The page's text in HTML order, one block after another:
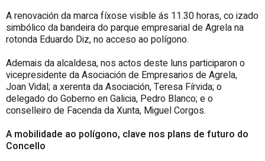
A renovación da marca fíxose visible ás 11.30 horas, co izado
simbólico da bandeira do parque empresarial de Agrela na
rotonda Eduardo Diz, no acceso ao polígono.
Ademais da alcaldesa, nos actos deste luns participaron o
vicepresidente da Asociación de Empresarios de Agrela,
Joan Vidal; a xerenta da Asociación, Teresa Fírvida; o
delegado do Goberno en Galicia, Pedro Blanco; e o
conselleiro de Facenda da Xunta, Miguel Corgos.
A mobilidade ao polígono, clave nos plans de futuro do
Concello